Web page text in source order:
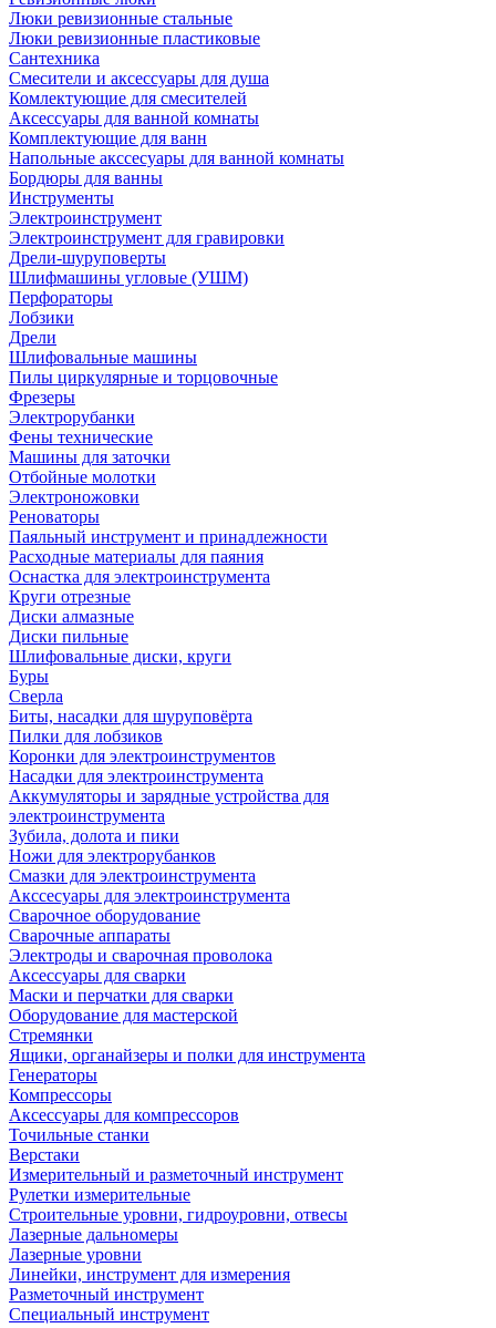
Люки ревизионные стальные
Люки ревизионные пластиковые
Сантехника
Смесители и аксессуары для душа
Комлектующие для смесителей
Аксессуары для ванной комнаты
Комплектующие для ванн
Напольные акссесуары для ванной комнаты
Бордюры для ванны
Инструменты
Электроинструмент
Электроинструмент для гравировки
Дрели-шуруповерты
Шлифмашины угловые (УШМ)
Перфораторы
Лобзики
Дрели
Шлифовальные машины
Пилы циркулярные и торцовочные
Фрезеры
Электрорубанки
Фены технические
Машины для заточки
Отбойные молотки
Электроножовки
Реноваторы
Паяльный инструмент и принадлежности
Расходные материалы для паяния
Оснастка для электроинструмента
Круги отрезные
Диски алмазные
Диски пильные
Шлифовальные диски, круги
Буры
Сверла
Биты, насадки для шуруповёрта
Пилки для лобзиков
Коронки для электроинструментов
Насадки для электроинструмента
Аккумуляторы и зарядные устройства для
электроинструмента
Зубила, долота и пики
Ножи для электрорубанков
Смазки для электроинструмента
Акссесуары для электроинструмента
Сварочное оборудование
Сварочные аппараты
Электроды и сварочная проволока
Аксессуары для сварки
Маски и перчатки для сварки
Оборудование для мастерской
Стремянки
Ящики, органайзеры и полки для инструмента
Генераторы
Компрессоры
Аксессуары для компрессоров
Точильные станки
Верстаки
Измерительный и разметочный инструмент
Рулетки измерительные
Строительные уровни, гидроуровни, отвесы
Лазерные дальномеры
Лазерные уровни
Линейки, инструмент для измерения
Разметочный инструмент
Специальный инструмент